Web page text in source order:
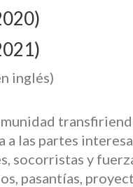
inglés)
las partes
socorristas y
pasantías,